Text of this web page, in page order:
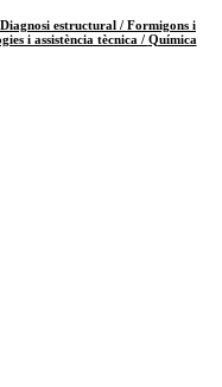
Diagnosi estructural / Formigons i
i assistència tècnica / Química